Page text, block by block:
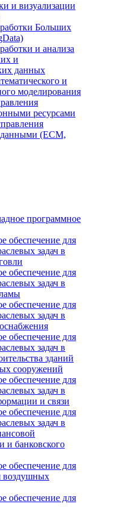
и визуализации
Больших
и анализа
и
данных
и
моделирования
ресурсами
(ECM,
программное
обеспечение для
задач в
обеспечение для
задач в
обеспечение для
задач в
обеспечение для
задач в
зданий
сооружений
обеспечение для
задач в
и связи
обеспечение для
задач в
и банковского
обеспечение для
воздушных
обеспечение для